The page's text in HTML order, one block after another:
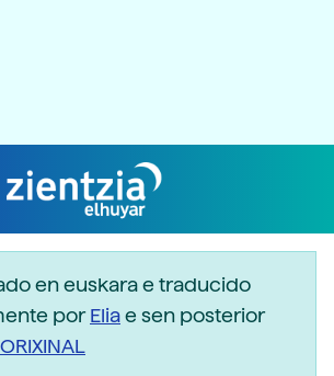
en euskara e traducido
porEliae sen posterior